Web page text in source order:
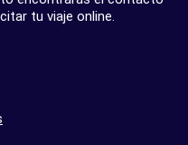
tu viaje online.